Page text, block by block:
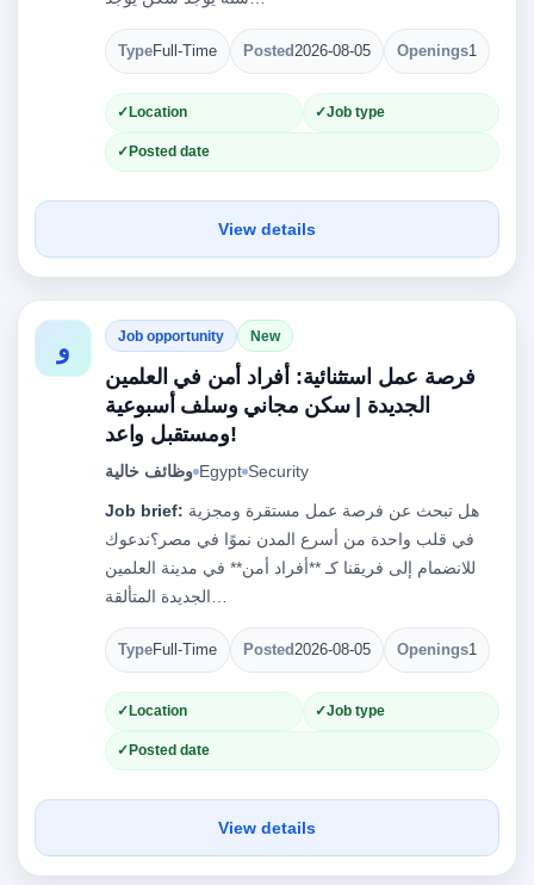
TypeFull-Time Posted2026-08-05 Openings1
Location Job type
Posted date
View details
و Job opportunity New
فرصة عمل استثنائية: أفراد أمن في العلمين
الجديدة | سكن مجاني وسلف أسبوعية
ومستقبل واعد!
وظائف خالية Egypt Security
Job brief:
في قلب واحدة من أسرع المدن نموًا في مصر؟ندعوك
للانضمام إلى فريقنا كـ **أفراد أمن** في مدينة العلمين
TypeFull-Time Posted2026-08-05 Openings1
Location Job type
Posted date
View details